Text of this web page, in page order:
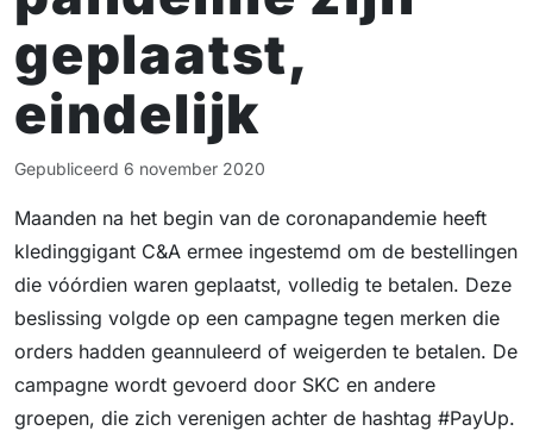
geplaatst,
eindelijk
Gepubliceerd 6 november 2020
Maanden na het begin van de coronapandemie heeft
kledinggigant C&A ermee ingestemd om de bestellingen
die vóórdien waren geplaatst, volledig te betalen. Deze
beslissing volgde op een campagne tegen merken die
orders hadden geannuleerd of weigerden te betalen. De
campagne wordt gevoerd door SKC en andere
groepen, die zich verenigen achter de hashtag #PayUp.